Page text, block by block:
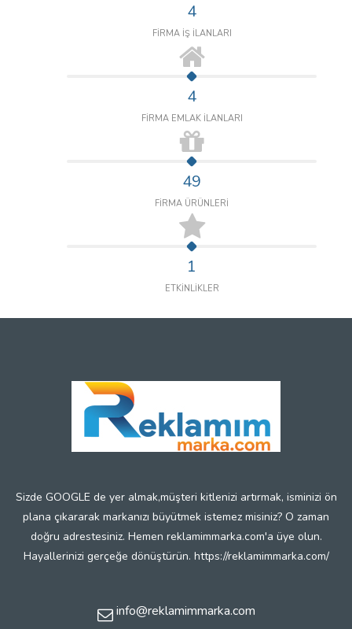
4
FİRMA İŞ İLANLARI
4
FİRMA EMLAK İLANLARI
49
FİRMA ÜRÜNLERİ
1
ETKİNLİKLER
Sizde GOOGLE de yer almak,müşteri kitlenizi artırmak, isminizi ön
plana çıkararak markanızı büyütmek istemez misiniz? O zaman
doğru adrestesiniz. Hemen reklamimmarka.com'a üye olun.
Hayallerinizi gerçeğe dönüştürün. https://reklamimmarka.com/
info@reklamimmarka.com